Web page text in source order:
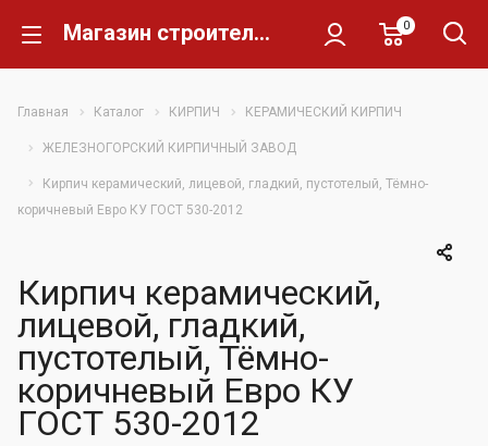
Магазин строительных материалов Склад Кирпича 0
Главная Каталог КИРПИЧ КЕРАМИЧЕСКИЙ КИРПИЧ
ЖЕЛЕЗНОГОРСКИЙ КИРПИЧНЫЙ ЗАВОД
Кирпич керамический, лицевой, гладкий, пустотелый, Тёмно-
коричневый Евро КУ ГОСТ 530-2012
Кирпич керамический,
лицевой, гладкий,
пустотелый, Тёмно-
коричневый Евро КУ
ГОСТ 530-2012